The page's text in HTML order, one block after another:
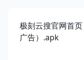
极刻云搜官网首页
广告）.apk